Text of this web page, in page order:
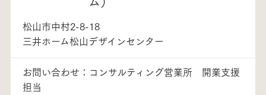
松山市中村2-8-18
三井ホーム松山デザインセンター
お問い合わせ：コンサルティング営業所 開業支援
担当